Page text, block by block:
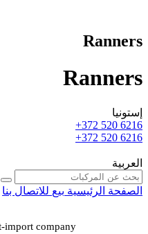
Ranners
Ranners
إستونيا
+372 520 6216
+372 520 6216
العربية
الصفحة الرئيسية بيع للاتصال بنا
import company